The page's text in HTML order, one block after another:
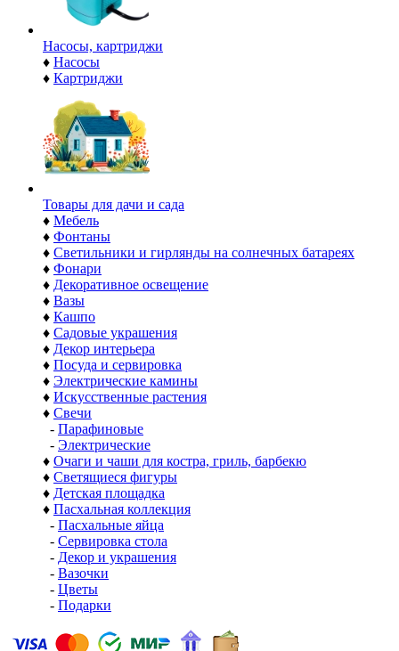
Насосы, картриджи
♦ Насосы
♦ Картриджи
Товары для дачи и сада
♦ Мебель
♦ Фонтаны
♦ Светильники и гирлянды на солнечных батареях
♦ Фонари
♦ Декоративное освещение
♦ Вазы
♦ Кашпо
♦ Садовые украшения
♦ Декор интерьера
♦ Посуда и сервировка
♦ Электрические камины
♦ Искусственные растения
♦ Свечи
- Парафиновые
- Электрические
♦ Очаги и чаши для костра, гриль, барбекю
♦ Светящиеся фигуры
♦ Детская площадка
♦ Пасхальная коллекция
- Пасхальные яйца
- Сервировка стола
- Декор и украшения
- Вазочки
- Цветы
- Подарки